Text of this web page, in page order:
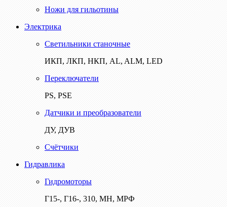
Ножи для гильотины
Электрика
Светильники станочные
ИКП, ЛКП, НКП, AL, ALM, LED
Переключатели
PS, PSE
Датчики и преобразователи
ДУ, ДУВ
Счётчики
Гидравлика
Гидромоторы
Г15-, Г16-, 310, МН, МРФ